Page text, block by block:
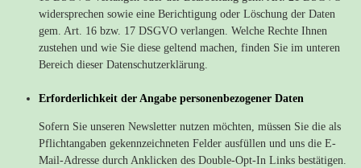
widersprechen sowie eine Berichtigung oder Löschung der Daten
gem. Art. 16 bzw. 17 DSGVO verlangen. Welche Rechte Ihnen
zustehen und wie Sie diese geltend machen, finden Sie im unteren
Bereich dieser Datenschutzerklärung.
Erforderlichkeit der Angabe personenbezogener Daten
Sofern Sie unseren Newsletter nutzen möchten, müssen Sie die als
Pflichtangaben gekennzeichneten Felder ausfüllen und uns die E-
Mail-Adresse durch Anklicken des Double-Opt-In Links bestätigen.